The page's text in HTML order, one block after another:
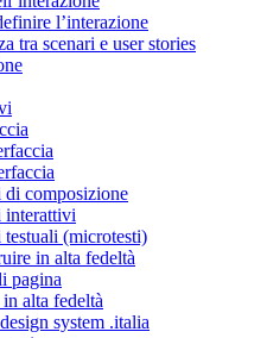
l’interazione
tra scenari e user stories
di composizione
interattivi
(microtesti)
in alta fedeltà
pagina
alta fedeltà
system .italia